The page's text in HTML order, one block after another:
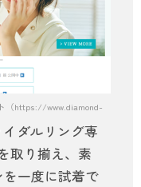
（https://www.diamond-
ダルリング専
取り揃え、素
一度に試着で